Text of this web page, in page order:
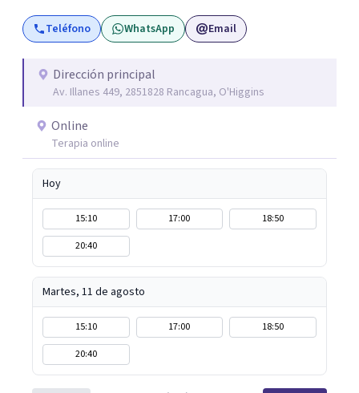
orientados a la autenticidad, la escucha y el desarrollo de
una relación más consciente con uno mismo y con la vida.
Teléfono WhatsApp Email
Dirección principal
Av. Illanes 449, 2851828 Rancagua, O'Higgins
Online
Terapia online
Hoy
15:10 17:00
18:50
20:40
Martes, 11 de agosto
15:10 17:00
18:50
20:40